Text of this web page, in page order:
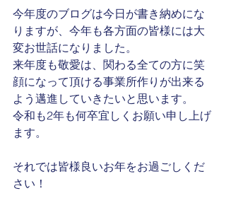
今年度のブログは今日が書き納めにな
りますが、今年も各方面の皆様には大
変お世話になりました。
来年度も敬愛は、関わる全ての方に笑
顔になって頂ける事業所作りが出来る
よう邁進していきたいと思います。
令和も2年も何卒宜しくお願い申し上げ
ます。
それでは皆様良いお年をお過ごしくだ
さい！